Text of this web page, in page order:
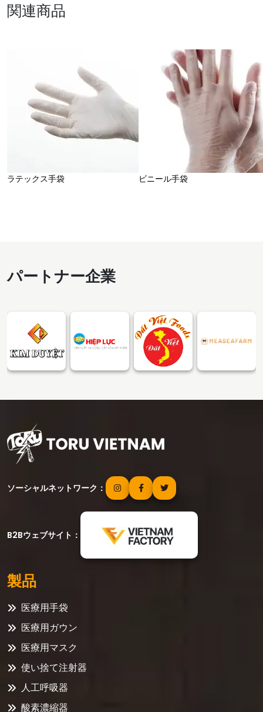
関連商品
ラテックス手袋 ビニール手袋
パートナー企業
ソーシャルネットワーク：
B2Bウェブサイト：
製品
医療用手袋
医療用ガウン
医療用マスク
使い捨て注射器
人工呼吸器
酸素濃縮器